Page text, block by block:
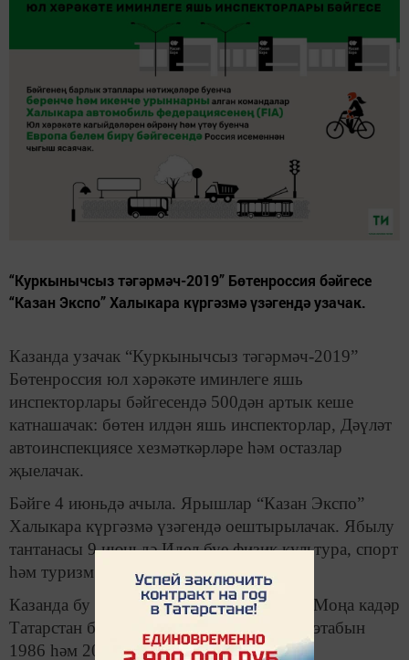
“Куркынычсыз тәгәрмәч-2019” Бөтенроссия бәйгесе
“Казан Экспо” Халыкара күргәзмә үзәгендә узачак.
Казанда узачак “Куркынычсыз тәгәрмәч-2019”
Бөтенроссия юл хәрәкәте иминлеге яшь
инспекторлары бәйгесендә 500дән артык кеше
катнашачак: бөтен илдән яшь инспекторлар, Дәүләт
автоинспекциясе хезмәткәрләре һәм остазлар
җыелачак.
Бәйге 4 июньдә ачыла. Ярышлар “Казан Экспо”
Халыкара күргәзмә үзәгендә оештырылачак. Ябылу
тантанасы 9 июньдә Идел буе физик культура, спорт
һәм туризм академиясендә булачак.
Казанда бу ярышлар өченче тапкыр уза. Моңа кадәр
Татарстан башкаласы бу бәйгенең финал этабын
1986 һәм 2006 елларда кабул иткән иде.